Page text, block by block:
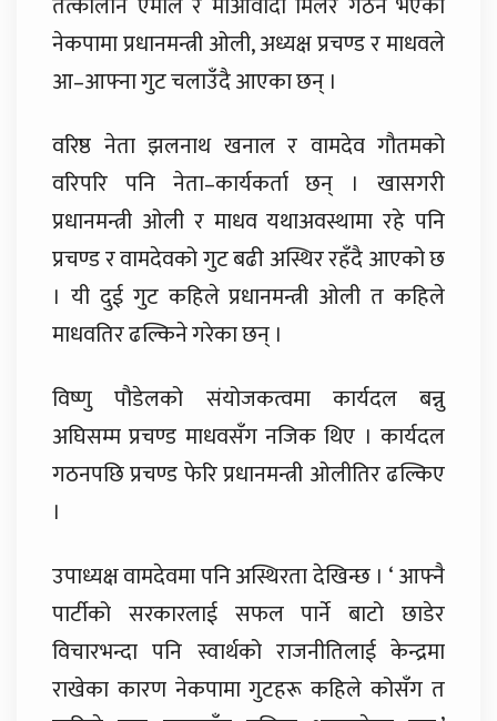
नेकपामा प्रधानमन्त्री ओली, अध्यक्ष प्रचण्ड र माधवले
आ–आफ्ना गुट चलाउँदै आएका छन् ।
वरिष्ठ नेता झलनाथ खनाल र वामदेव गौतमको
वरिपरि पनि नेता–कार्यकर्ता छन् । खासगरी
प्रधानमन्त्री ओली र माधव यथाअवस्थामा रहे पनि
प्रचण्ड र वामदेवको गुट बढी अस्थिर रहँदै आएको छ
। यी दुई गुट कहिले प्रधानमन्त्री ओली त कहिले
माधवतिर ढल्किने गरेका छन् ।
विष्णु पौडेलको संयोजकत्वमा कार्यदल बन्नु
अघिसम्म प्रचण्ड माधवसँग नजिक थिए । कार्यदल
गठनपछि प्रचण्ड फेरि प्रधानमन्त्री ओलीतिर ढल्किए
।
उपाध्यक्ष वामदेवमा पनि अस्थिरता देखिन्छ । ‘ आफ्नै
पार्टीको सरकारलाई सफल पार्ने बाटो छाडेर
विचारभन्दा पनि स्वार्थको राजनीतिलाई केन्द्रमा
राखेका कारण नेकपामा गुटहरू कहिले कोसँग त